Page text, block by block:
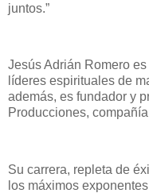
juntos.”
Jesús Adrián Romero
líderes espirituales de
además, es fundador y
Producciones,
Su carrera, repleta de
los máximos